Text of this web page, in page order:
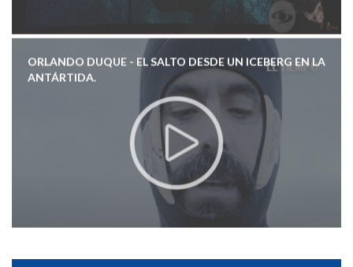
ORLANDO DUQUE - EL SALTO DESDE UN ICEBERG EN LA
ANTÁRTIDA.